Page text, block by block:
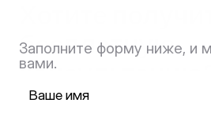
бесплатную
консультацию?
Заполните форму ниже, и
вами.